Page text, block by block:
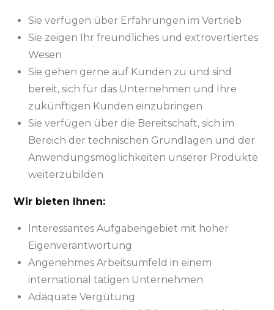
Sie verfügen über Erfahrungen im Vertrieb
Sie zeigen Ihr freundliches und extrovertiertes
Wesen
Sie gehen gerne auf Kunden zu und sind
bereit, sich für das Unternehmen und Ihre
zukünftigen Kunden einzubringen
Sie verfügen über die Bereitschaft, sich im
Bereich der technischen Grundlagen und der
Anwendungsmöglichkeiten unserer Produkte
weiterzubilden
Wir bieten Ihnen:
Interessantes Aufgabengebiet mit hoher
Eigenverantwortung
Angenehmes Arbeitsumfeld in einem
international tätigen Unternehmen
Adäquate Vergütung